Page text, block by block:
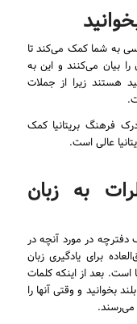
به شما کمک می‌کند تا
را بیان می‌کنند و این به
هستند زیرا از جملات
فرهنگ بریتانیا کمک
عالی است.
به زبان
در مورد آنچه در
برای یادگیری زبان
بعد از اینکه کلمات
بخوانید و وقتی آنها را
می‌رسند.